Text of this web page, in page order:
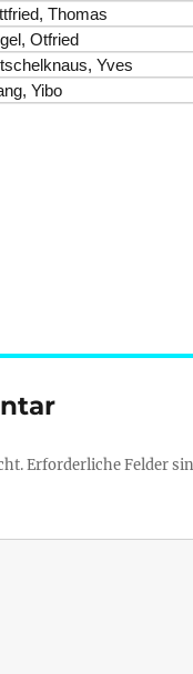
Thomas
Otfried
Yves
Yibo
Erforderliche Felder